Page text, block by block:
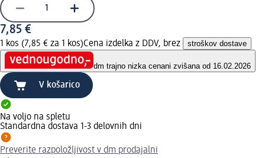
7,85 €
1 kos (7,85 € za 1 kos)Cena izdelka z DDV, brez stroškov dostave
dm trajno nizka cenani zvišana od 16.02.2026
V košarico
Na voljo na spletu
Standardna dostava 1-3 delovnih dni
Preverite razpoložljivost v dm prodajalni